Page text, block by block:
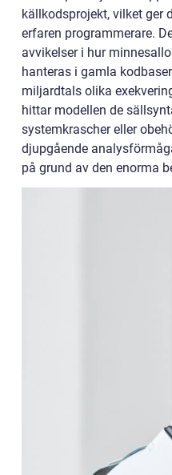
källkodsprojekt, vilket ger
erfaren programmerare.
avvikelser i hur
hanteras i gamla
miljardtals olika
hittar modellen de
systemkrascher eller
djupgående
på grund av den enorma